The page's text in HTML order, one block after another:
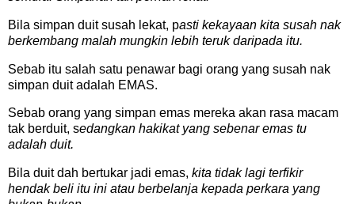
Bila simpan duit susah lekat, pasti kekayaan kita susah nak
berkembang malah mungkin lebih teruk daripada itu.
Sebab itu salah satu penawar bagi orang yang susah nak
simpan duit adalah EMAS.
Sebab orang yang simpan emas mereka akan rasa macam
tak berduit, sedangkan hakikat yang sebenar emas tu
adalah duit.
Bila duit dah bertukar jadi emas, kita tidak lagi terfikir
hendak beli itu ini atau berbelanja kepada perkara yang